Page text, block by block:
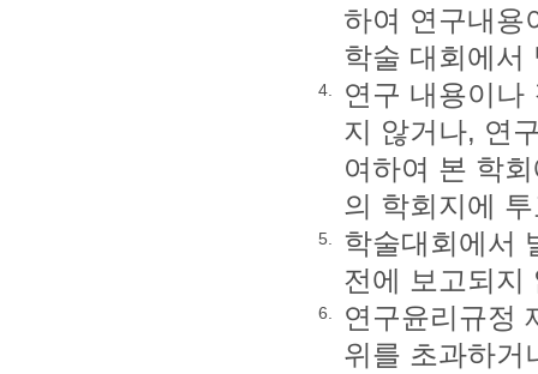
하여 연구내용
학술 대회에서
4.
연구 내용이나
지 않거나, 연
여하여 본 학
의 학회지에
5.
학술대회에서
전에 보고되지
6.
연구윤리규정
위를 초과하거